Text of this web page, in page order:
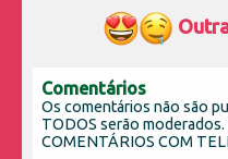
Comentários
Os comentários não são
TODOS serão
COMENTÁRIOS COM